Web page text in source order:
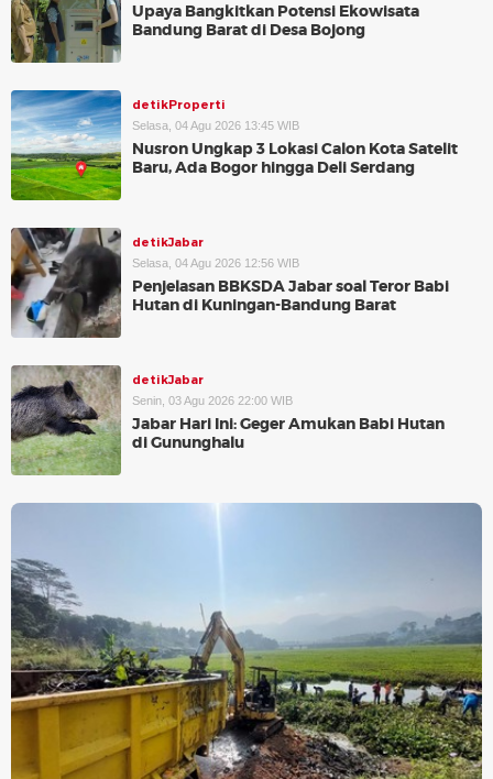
Upaya Bangkitkan Potensi Ekowisata
Bandung Barat di Desa Bojong
detikProperti
Selasa, 04 Agu 2026 13:45 WIB
Nusron Ungkap 3 Lokasi Calon Kota Satelit
Baru, Ada Bogor hingga Deli Serdang
detikJabar
Selasa, 04 Agu 2026 12:56 WIB
Penjelasan BBKSDA Jabar soal Teror Babi
Hutan di Kuningan-Bandung Barat
detikJabar
Senin, 03 Agu 2026 22:00 WIB
Jabar Hari Ini: Geger Amukan Babi Hutan
di Gununghalu